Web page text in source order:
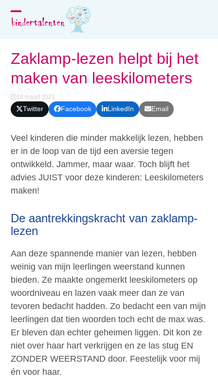
Open
menu
Close
menu
Zaklamp-lezen helpt bij het
maken van leeskilometers
18 maart 2021
Twitter Facebook LinkedIn Email
Veel kinderen die minder makkelijk lezen, hebben
er in de loop van de tijd een aversie tegen
ontwikkeld. Jammer, maar waar. Toch blijft het
advies JUIST voor deze kinderen: Leeskilometers
maken!
De aantrekkingskracht van zaklamp-
lezen
Aan deze spannende manier van lezen, hebben
weinig van mijn leerlingen weerstand kunnen
bieden. Ze maakte ongemerkt leeskilometers op
woordniveau en lazen vaak meer dan ze van
tevoren bedacht hadden. Zo bedacht een van mijn
leerlingen dat tien woorden toch echt de max was.
Er bleven dan echter geheimen liggen. Dit kon ze
niet over haar hart verkrijgen en ze las stug EN
ZONDER WEERSTAND door. Feestelijk voor mij
én voor haar.